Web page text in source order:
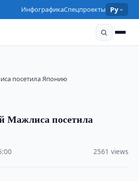
ИнфографикаСпецпроекты Ру
посетила Японию
Мажлиса посетила
2561 views